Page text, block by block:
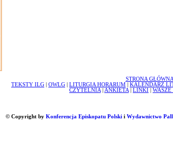
STRONA GŁÓWNA
TEKSTY ILG
OWLG LITURGIA HORARUM KALENDARZ
CZYTELNIA
ANKIETA LINKI
© Copyright by Konferencja Episkopatu Polskii Wydawnictwo